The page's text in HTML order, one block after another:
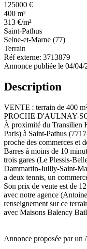
125000 €
400 m²
313 €/m²
Saint-Pathus
Seine-et-Marne (77)
Terrain
Réf externe: 3713879
Annonce publiée le 04/04/
Description
VENTE : terrain de 400
PROCHE D'AULNAY-
À proximité du Transilien
Paris) à Saint-Pathus
proche des commerces et
Barres à moins de 10
trois gares (Le Plessis-
Dammartin-Juilly-Saint-
a deux tennis, un
Son prix de vente est de
avec notre agence
renseignement sur ce
avec Maisons Balency
Annonce proposée par un